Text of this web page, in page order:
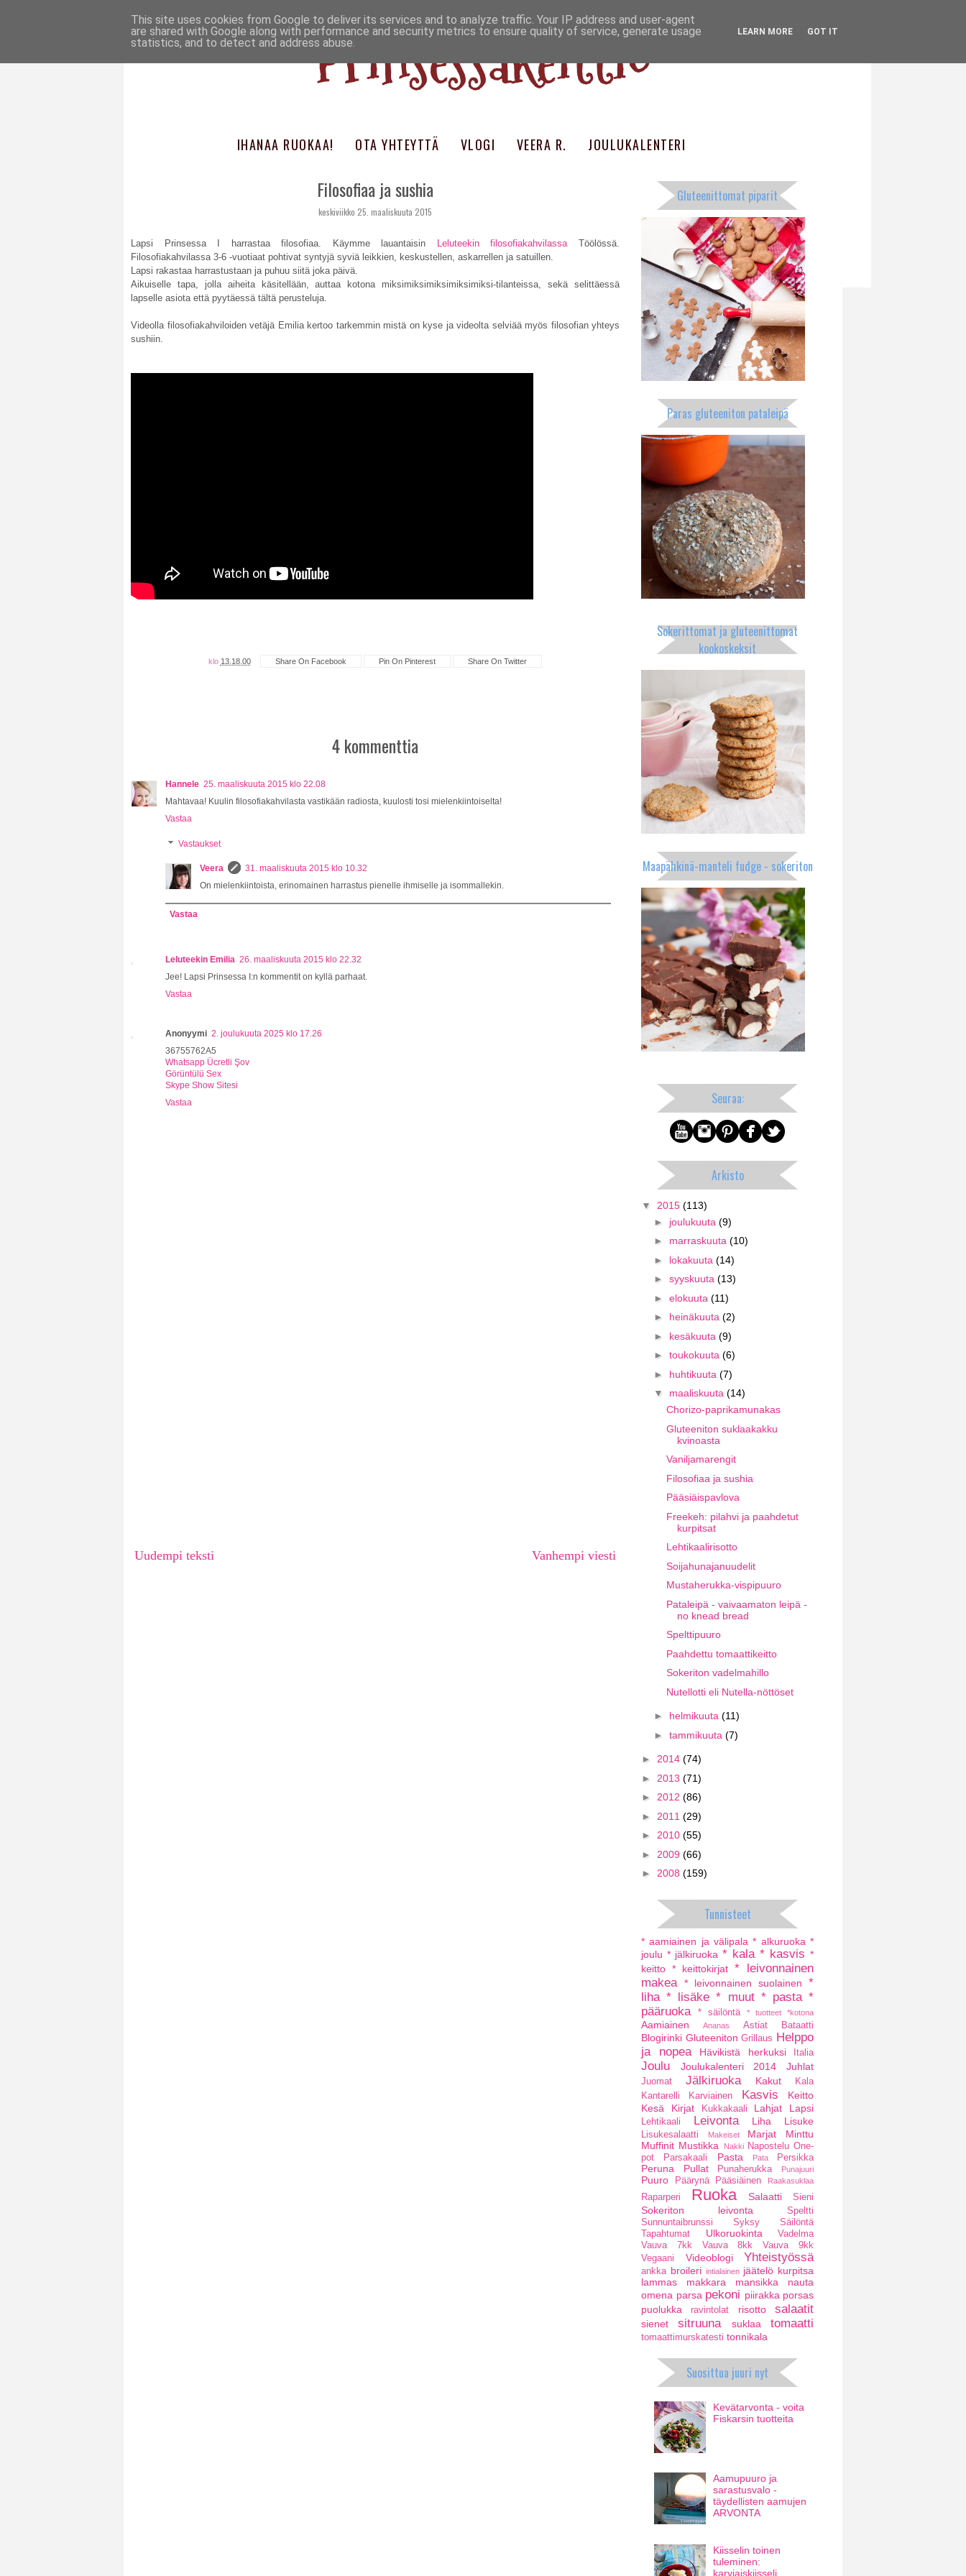
Prinsessakeittiö
IHANAA RUOKAA! OTA YHTEYTTÄ VLOGI VEERA R. JOULUKALENTERI
Filosofiaa ja sushia
keskiviikko 25. maaliskuuta 2015
Lapsi Prinsessa I harrastaa filosofiaa. Käymme lauantaisin Leluteekin filosofiakahvilassaTöölössä.
Filosofiakahvilassa 3-6 -vuotiaat pohtivat syntyjä syviä leikkien, keskustellen, askarrellen ja satuillen.
Lapsi rakastaa harrastustaan ja puhuu siitä joka päivä.
Aikuiselle tapa, jolla aiheita käsitellään, auttaa kotona miksimiksimiksimiksimiksi-tilanteissa, sekä selittäessä
lapselle asiota että pyytäessä tältä perusteluja.
Videolla filosofiakahviloiden vetäjä Emilia kertoo tarkemmin mistä on kyse ja videolta selviää myös filosofian yhteys
sushiin.
klo 13.18.00 Share On Facebook Pin On Pinterest Share On Twitter
4 kommenttia
Hannele 25. maaliskuuta 2015 klo 22.08
Mahtavaa! Kuulin filosofiakahvilasta vastikään radiosta, kuulosti tosi mielenkiintoiselta!
Vastaa
Vastaukset
Veera
31. maaliskuuta 2015 klo 10.32
On mielenkiintoista, erinomainen harrastus pienelle ihmiselle ja isommallekin.
Vastaa
Leluteekin Emilia 26. maaliskuuta 2015 klo 22.32
Jee! Lapsi Prinsessa I:n kommentit on kyllä parhaat.
Vastaa
Anonyymi 2. joulukuuta 2025 klo 17.26
36755762A5
Whatsapp Ücretli Şov
Görüntülü Sex
Skype Show Sitesi
Vastaa
Uudempi teksti Vanhempi viesti
Gluteenittomat piparit
Paras gluteeniton pataleipä
Sokerittomat ja gluteenittomat
kookoskeksit
Maapähkinä-manteli fudge - sokeriton
Seuraa:
Arkisto
▼ 2015 (113)
► joulukuuta (9)
► marraskuuta (10)
► lokakuuta (14)
► syyskuuta (13)
► elokuuta (11)
► heinäkuuta (2)
► kesäkuuta (9)
► toukokuuta (6)
► huhtikuuta (7)
▼ maaliskuuta (14)
Chorizo-paprikamunakas
Gluteeniton suklaakakku
kvinoasta
Vaniljamarengit
Filosofiaa ja sushia
Pääsiäispavlova
Freekeh: pilahvi ja paahdetut
kurpitsat
Lehtikaalirisotto
Soijahunajanuudelit
Mustaherukka-vispipuuro
Pataleipä - vaivaamaton leipä -
no knead bread
Spelttipuuro
Paahdettu tomaattikeitto
Sokeriton vadelmahillo
Nutellotti eli Nutella-nöttöset
► helmikuuta (11)
► tammikuuta (7)
► 2014 (74)
► 2013 (71)
► 2012 (86)
► 2011 (29)
► 2010 (55)
► 2009 (66)
► 2008 (159)
Tunnisteet
* aamiainen ja välipala * alkuruoka *
joulu * jälkiruoka * kala * kasvis *
keitto * keittokirjat * leivonnainen
makea
* leivonnainen suolainen
*
liha * lisäke * muut * pasta *
pääruoka
* säilöntä * tuotteet *kotona
Aamiainen Ananas Astiat Bataatti
Blogirinki Gluteeniton Grillaus Helppo
ja nopea
Hävikistä herkuksi Italia
Joulu Joulukalenteri 2014 Juhlat
Juomat Jälkiruoka Kakut
Kala
Kantarelli
Karviainen Kasvis
Keitto
Kesä
Kirjat Kukkakaali Lahjat Lapsi
Lehtikaali Leivonta Liha Lisuke
Lisukesalaatti Makeiset Marjat
Minttu
Muffinit Mustikka Nakki Napostelu One-
pot
Parsakaali Pasta Pata Persikka
Peruna Pullat Punaherukka Punajuuri
Puuro Päärynä Pääsiäinen Raakasuklaa
Raparperi Ruoka Salaatti Sieni
Sokeriton leivonta
Speltti
Sunnuntaibrunssi
Syksy
Säilöntä
Tapahtumat
Ulkoruokinta
Vadelma
Vauva 7kk
Vauva 8kk
Vauva 9kk
Vegaani
Videoblogi Yhteistyössä
ankka broileri intialainen jäätelö kurpitsa
lammas
makkara mansikka
nauta
omena parsa pekoni piirakka porsas
puolukka
ravintolat risotto salaatit
sienet sitruuna suklaa tomaatti
tomaattimurskatesti tonnikala
Suosittua juuri nyt
Kevätarvonta - voita
Fiskarsin tuotteita
Aamupuuro ja
sarastusvalo -
täydellisten aamujen
ARVONTA
Kiisselin toinen
tuleminen:
karviaiskiisseli
This site uses cookies from Google to deliver its services and to analyze traffic. Your IP address and user-agent
are shared with Google along with performance and security metrics to ensure quality of service, generate usage
statistics, and to detect and address abuse.
LEARN MORE GOT IT